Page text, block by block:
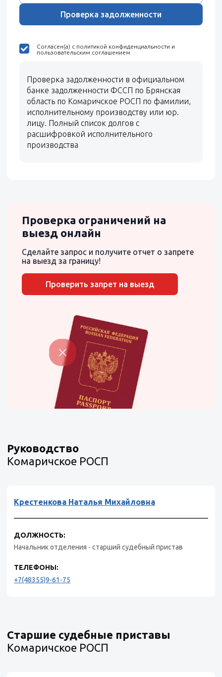
Проверка задолженности
Согласен(а) с политикой конфиденциальности и
пользовательским соглашением
Проверка задолженности в официальном
банке задолженности ФССП по Брянская
область по Комаричское РОСП по фамилии,
исполнительному производству или юр.
лицу. Полный список долгов с
расшифровкой исполнительного
производства
Проверка ограничений на
выезд онлайн
Сделайте запрос и получите отчет о запрете
на выезд за границу!
Проверить запрет на выезд
Руководство
Комаричское РОСП
Крестенкова Наталья Михайловна
ДОЛЖНОСТЬ:
Начальник отделения - старший судебный пристав
ТЕЛЕФОНЫ:
+7(48355)9-61-75
Старшие судебные приставы
Комаричское РОСП